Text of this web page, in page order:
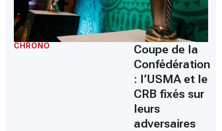
CHRONO
Coupe de la
Confédération
: l’USMA et le
CRB fixés sur
leurs
adversaires